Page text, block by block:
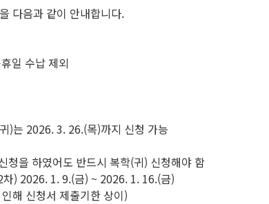
다음과 같이 안내합니다.
일 수납 제외
는 2026. 3. 26.(목)까지 신청 가능
청을 하였어도 반드시 복학(귀) 신청해야 함
) 2026. 1. 9.(금) ~ 2026. 1. 16.(금)
해 신청서 제출기한 상이)